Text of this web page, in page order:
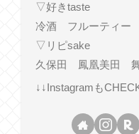
▽好きtaste
冷酒 フルーティ
▽リピsake
久保田 鳳凰美田
↓↓Instagramも